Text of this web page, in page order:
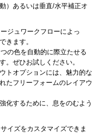
）あるいは垂直/水平補正オ
ジュワークフローによっ
きます。
の色を自動的に際立たせる
。ぜひお試しください。
トオプションには、魅力的な
たフリーフォームのレイアウ
化するために、息をのむよう
イズをカスタマイズできま